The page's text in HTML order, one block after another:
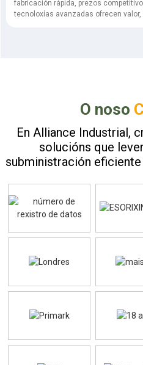
fabricación rápida, prezos
tecnoloxías avanzadas ofrecen
O noso
En Alliance Industrial,
solucións que
subministración